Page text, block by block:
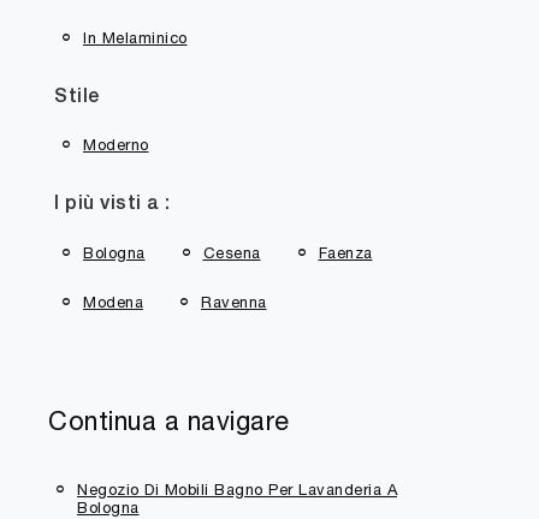
In Melaminico
Stile
Moderno
I più visti a :
Bologna Cesena Faenza
Modena Ravenna
Continua a navigare
Negozio Di Mobili Bagno Per Lavanderia A
Bologna